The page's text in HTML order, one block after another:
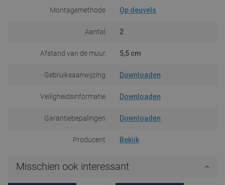
Montagemethode Op deuvels
Aantal 2
Afstand van de muur 5,5 cm
Gebruiksaanwijzing Downloaden
Veiligheidsinformatie Downloaden
Garantiebepalingen Downloaden
Producent Bekijk
Misschien ook interessant